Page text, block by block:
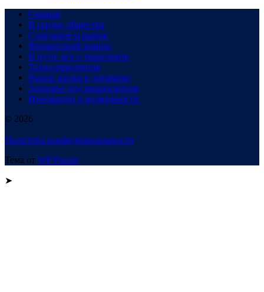
Главная
В сердце общества
Созидание и рынок
Финансовый компас
В пути: все о транспорте
Техно-революция
Рынок жилья в динамике
Здоровье под микроскопом
Инновации и возможности
© 2026
Политика конфиденциальности
Тема от WP Puzzle
➤